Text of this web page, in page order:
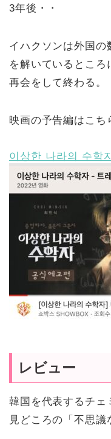
3年後・・
イハクソンは外国の
を解いているところ
再会をして終わる。
映画の予告編はこち
이상한 나라의 수학
レビュー
韓国を代表するチェ
見どころの「不思議